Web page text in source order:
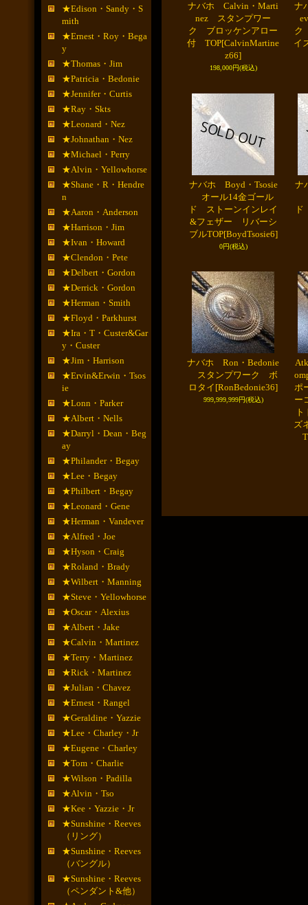
★Edison・Sandy・S
mith
★Ernest・Roy・Bega
y
★Thomas・Jim
★Patricia・Bedonie
★Jennifer・Curtis
★Ray・Skts
★Leonard・Nez
★Johnathan・Nez
★Michael・Perry
★Alvin・Yellowhorse
★Shane・R・Hendre
n
★Aaron・Anderson
★Harrison・Jim
★Ivan・Howard
★Clendon・Pete
★Delbert・Gordon
★Derrick・Gordon
★Herman・Smith
★Floyd・Parkhurst
★Ira・T・Custer&Gar
y・Custer
★Jim・Harrison
★Ervin&Erwin・Tsos
ie
★Lonn・Parker
★Albert・Nells
★Darryl・Dean・Beg
ay
★Philander・Begay
★Lee・Begay
★Philbert・Begay
★Leonard・Gene
★Herman・Vandever
★Alfred・Joe
★Hyson・Craig
★Roland・Brady
★Wilbert・Manning
★Steve・Yellowhorse
★Oscar・Alexius
★Albert・Jake
★Calvin・Martinez
★Terry・Martinez
★Rick・Martinez
★Julian・Chavez
★Ernest・Rangel
★Geraldine・Yazzie
★Lee・Charley・Jr
★Eugene・Charley
★Tom・Charlie
★Wilson・Padilla
★Alvin・Tso
★Kee・Yazzie・Jr
★Sunshine・Reeves
（リング）
★Sunshine・Reeves
（バングル）
★Sunshine・Reeves
（ペンダント&他）
ナバホ Calvin・Marti
nez スタンプワー
ク ブロッケンアロー
付 TOP[CalvinMartine
z66]
198,000円(税込)
ナ
ク
イ
ナバホ Boyd・Tsosie
オール14金ゴール
ド ストーンインレイ
&フェザー リバーシ
ブルTOP[BoydTsosie6]
0円(税込)
ナ
ナバホ Ron・Bedonie
スタンプワーク ボ
ロタイ [RonBedonie36]
999,999,999円(税込)
ポ
ー
ズ